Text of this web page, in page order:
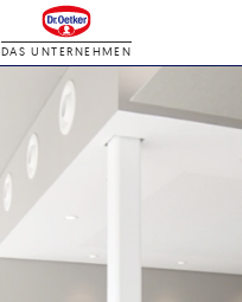
DAS UNTERNEHMEN